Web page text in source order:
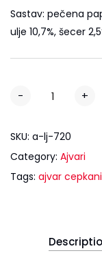
Sastav: pečena
ulje 10,7%, šecer
- +
SKU: a-lj-720
Category: Ajvari
Tags: ajvar